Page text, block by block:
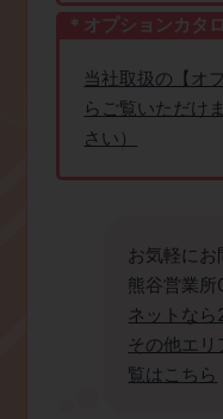
＊オプションカタ
当社取扱の【オ
らご覧いただけ
さい）
お気軽に
熊谷営業
ネットな
その他エ
覧はこちら